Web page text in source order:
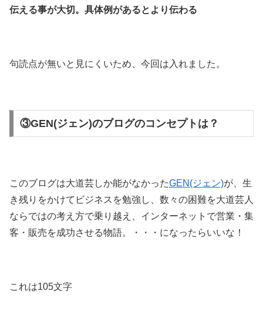
伝える事が大切。具体例があるとより伝わる
句読点が無いと見にくいため、今回は入れました。
③GEN(ジェン)のブログのコンセプトは？
このブログは大道芸しか能がなかったGEN(ジェン)が、生
き残りをかけてビジネスを勉強し、数々の困難を大道芸人
ならではの考え方で乗り越え、インターネットで営業・集
客・販売を成功させる物語。・・・になったらいいな！
これは105文字